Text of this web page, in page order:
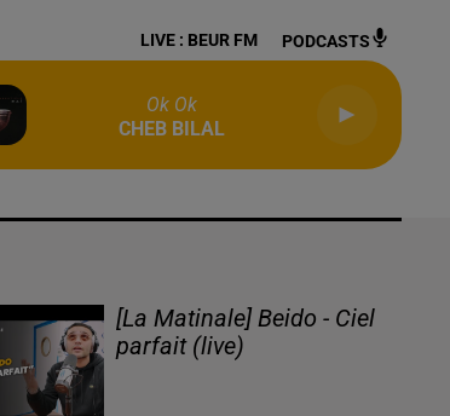
LIVE : BEUR FM PODCASTS
Ok Ok
CHEB BILAL
[La Matinale] Beido - Ciel
parfait (live)